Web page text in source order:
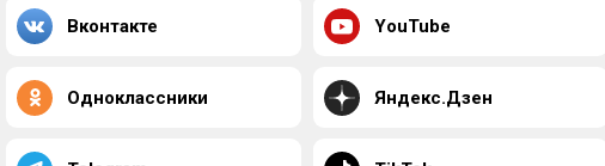
Вконтакте YouTube
Одноклассники Яндекс.Дзен